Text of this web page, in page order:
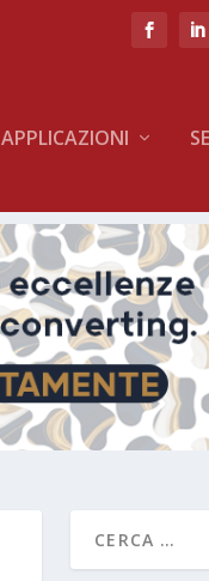
APPLICAZIONI